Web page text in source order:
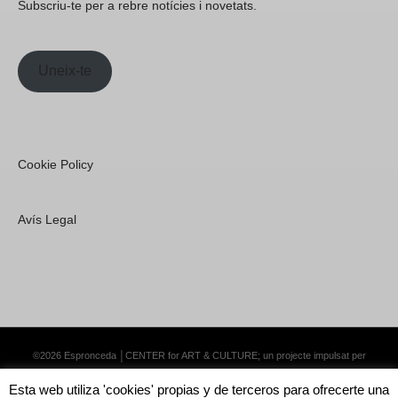
Subscriu-te per a rebre notícies i novetats.
Uneix-te
Cookie Policy
Avís Legal
©2026 Espronceda │CENTER for ART & CULTURE; un projecte impulsat per
Esta web utiliza 'cookies' propias y de terceros para ofrecerte una